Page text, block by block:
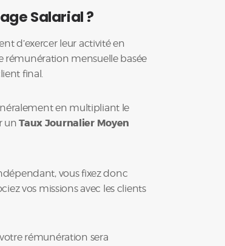
Salarial ?
d’exercer leur activité en
rémunération mensuelle basée
final.
en multipliant le
unTaux Journalier Moyen
vous fixez donc
vos missions avec les clients
rémunération sera